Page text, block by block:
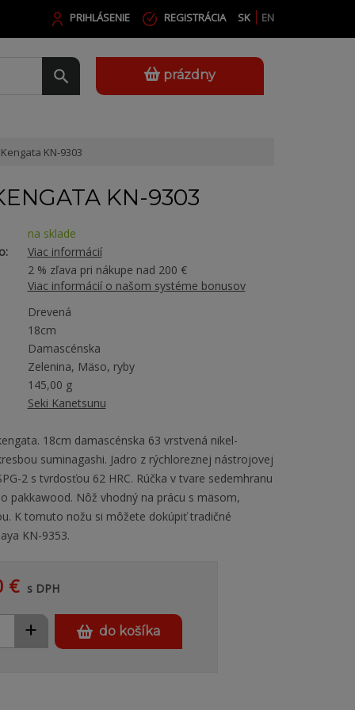
SK EN
PRIHLÁSENIE REGISTRÁCIA
prázdny
KN-9303
KN-9303
na sklade
Viac informácií
2 % zľava pri nákupe nad 200 €
Viac informácií o našom systéme bonusov
Drevená
18cm
Damascénska
Zelenina, Mäso, ryby
145,00 g
Seki Kanetsunu
18cm damascénska 63 vrstvená nikel-
suminagashi. Jadro z rýchloreznej nástrojovej
2 s tvrdosťou 62 HRC. Rúčka v tvare sedemhranu
pakkawood. Nôž vhodný na prácu s mäsom,
K tomuto nožu si môžete dokúpiť tradičné
KN-9353.
€ s DPH
+ do košíka